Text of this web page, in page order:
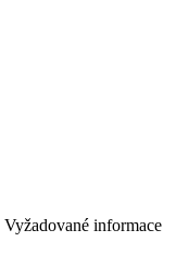
Vyžadované informace